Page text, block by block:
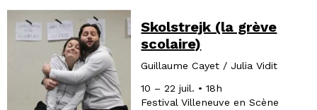
Skolstrejk (la grève
scolaire)
Guillaume Cayet / Julia Vidit
10 – 22 juil. • 18h
Festival Villeneuve en Scène